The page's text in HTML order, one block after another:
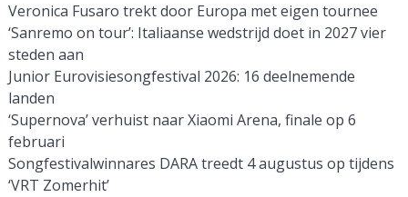
Veronica Fusaro trekt door Europa met eigen tournee
‘Sanremo on tour’: Italiaanse wedstrijd doet in 2027 vier
steden aan
Junior Eurovisiesongfestival 2026: 16 deelnemende
landen
‘Supernova’ verhuist naar Xiaomi Arena, finale op 6
februari
Songfestivalwinnares DARA treedt 4 augustus op tijdens
‘VRT Zomerhit’